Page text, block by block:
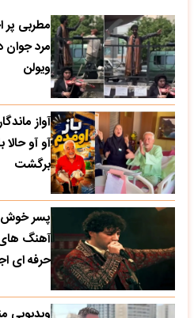
مطربی
مرد جوان
ویولن
آواز
آو آو
برگشت
پسر خوش
آهنگ
حرفه ای